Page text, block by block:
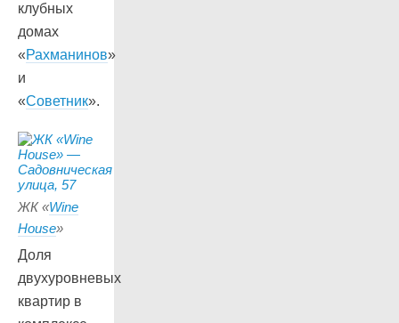
клубных
домах
«Рахманинов»
и
«Советник».
ЖК «Wine
House»
Доля
двухуровневых
квартир в